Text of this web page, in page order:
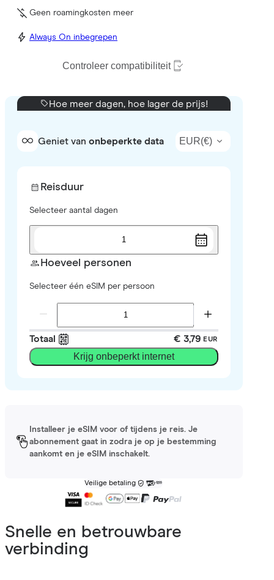
Geen roamingkosten meer
Always On inbegrepen
Controleer compatibiliteit
Hoe meer dagen, hoe lager de prijs!
Geniet van onbeperkte data EUR(€)
Reisduur
Selecteer aantal dagen
1
Hoeveel personen
Selecteer één eSIM per persoon
Totaal € 3,79 EUR
Krijg onbeperkt internet
Installeer je eSIM voor of tijdens je reis. Je
abonnement gaat in zodra je op je bestemming
aankomt en je eSIM inschakelt.
Veilige betaling
Snelle en betrouwbare
verbinding